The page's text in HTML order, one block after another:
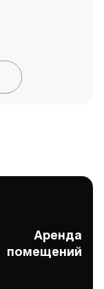
Аренда
помещений